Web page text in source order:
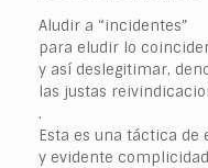
Aludir a “incidentes”
para eludir lo
y así deslegitimar,
las justas
.
Esta es una táctica
y evidente